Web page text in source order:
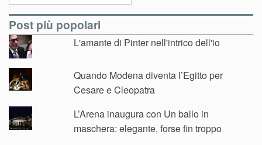
Post più popolari
L'amante di Pinter nell'intrico dell'io
Quando Modena diventa l’Egitto per
Cesare e Cleopatra
L’Arena inaugura con Un ballo in
maschera: elegante, forse fin troppo